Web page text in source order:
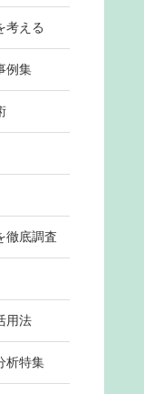
考える
例集
徹底調査
用法
析特集